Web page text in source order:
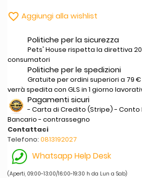
 Aggiungi alla wishlist
Politiche per la sicurezza
Pets' House rispetta la direttiva
consumatori
Politiche per le spedizioni
Gratuite per ordini superiori a 79
verrà spedita con GLS in 1 giorno
Pagamenti sicuri
- Carta di Credito (Stripe) - Conto
Bancario - contrassegno
Contattaci
Telefono: 0813192027
Whatsapp Help Desk
(Aperti, 09:00-13:00/16:00-19:30 h da Lun a Sab)